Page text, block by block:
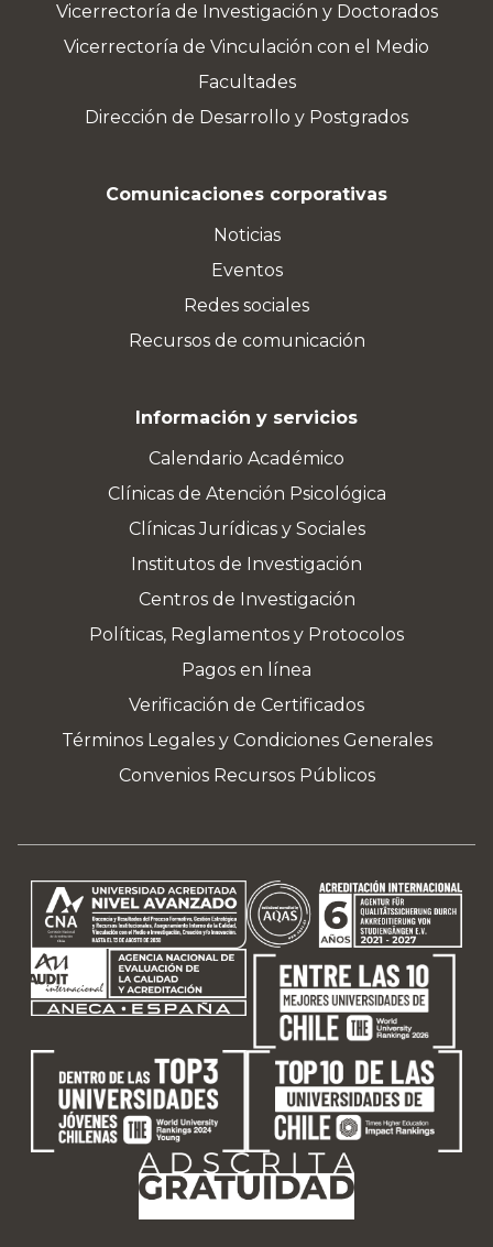
Vicerrectoría de Investigación y Doctorados
Vicerrectoría de Vinculación con el Medio
Facultades
Dirección de Desarrollo y Postgrados
Comunicaciones corporativas
Noticias
Eventos
Redes sociales
Recursos de comunicación
Información y servicios
Calendario Académico
Clínicas de Atención Psicológica
Clínicas Jurídicas y Sociales
Institutos de Investigación
Centros de Investigación
Políticas, Reglamentos y Protocolos
Pagos en línea
Verificación de Certificados
Términos Legales y Condiciones Generales
Convenios Recursos Públicos